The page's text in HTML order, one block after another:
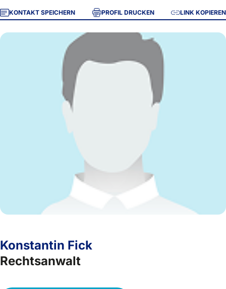
KONTAKT SPEICHERN PROFIL DRUCKEN LINK KOPIEREN
Konstantin Fick
Rechtsanwalt